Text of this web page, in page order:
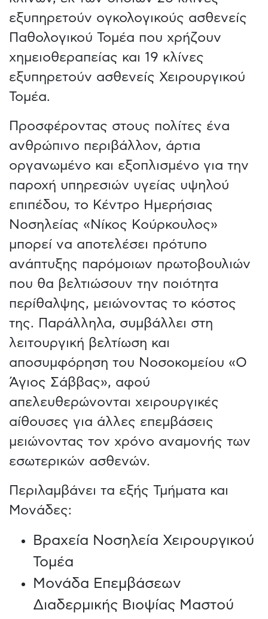
εξυπηρετούν ογκολογικούς ασθενείς
Παθολογικού Τομέα που χρήζουν
χημειοθεραπείας και 19 κλίνες
εξυπηρετούν ασθενείς Χειρουργικού
Τομέα.
Προσφέροντας στους πολίτες ένα
ανθρώπινο περιβάλλον, άρτια
οργανωμένο και εξοπλισμένο για την
παροχή υπηρεσιών υγείας υψηλού
επιπέδου, το Κέντρο Ημερήσιας
Νοσηλείας «Νίκος Κούρκουλος»
μπορεί να αποτελέσει πρότυπο
ανάπτυξης παρόμοιων πρωτοβουλιών
που θα βελτιώσουν την ποιότητα
περίθαλψης, μειώνοντας το κόστος
της. Παράλληλα, συμβάλλει στη
λειτουργική βελτίωση και
αποσυμφόρηση του Νοσοκομείου «Ο
Άγιος Σάββας», αφού
απελευθερώνονται χειρουργικές
αίθουσες για άλλες επεμβάσεις
μειώνοντας τον χρόνο αναμονής των
εσωτερικών ασθενών.
Περιλαμβάνει τα εξής Τμήματα και
Μονάδες:
Βραχεία Νοσηλεία Χειρουργικού
Τομέα
Μονάδα Επεμβάσεων
Διαδερμικής Βιοψίας Μαστού